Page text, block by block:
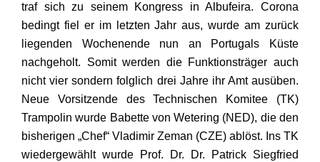
traf sich zu seinem Kongress in Albufeira. Corona
bedingt fiel er im letzten Jahr aus, wurde am zurück
liegenden Wochenende nun an Portugals Küste
nachgeholt. Somit werden die Funktionsträger auch
nicht vier sondern folglich drei Jahre ihr Amt ausüben.
Neue Vorsitzende des Technischen Komitee (TK)
Trampolin wurde Babette von Wetering (NED), die den
bisherigen „Chef“ Vladimir Zeman (CZE) ablöst. Ins TK
wiedergewählt wurde Prof. Dr. Dr. Patrick Siegfried